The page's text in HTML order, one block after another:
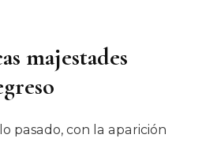
majestades
pasado, con la aparición